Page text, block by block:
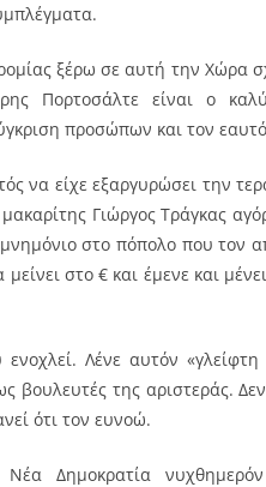
ξέρω σε αυτή την Χώρα
Πορτοσάλτε είναι ο
προσώπων και τον
να είχε εξαργυρώσει την
Γιώργος Τράγκας
στο πόπολο που τον
στο € και έμενε και
Λένε αυτόν
βουλευτές της αριστεράς.
ότι τον ευνοώ.
Νέα Δημοκρατία